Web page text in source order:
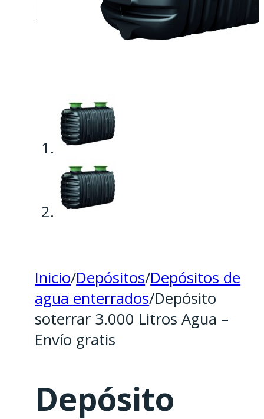
Inicio/Depósitos/Depósitos de
agua enterrados/Depósito
soterrar 3.000 Litros Agua –
Envío gratis
Depósito